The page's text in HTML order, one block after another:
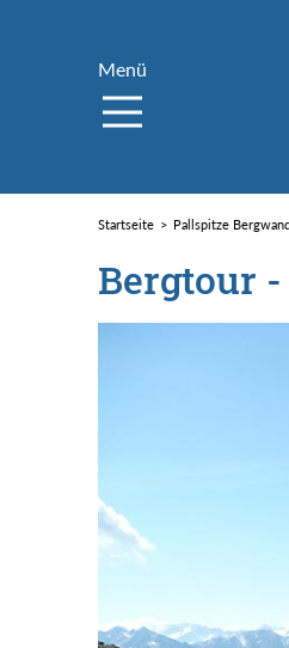
Menü
Startseite Pallspitze
Bergtour